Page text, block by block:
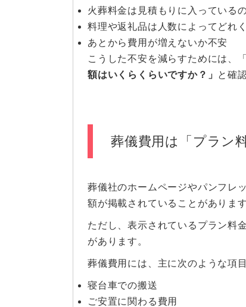
火葬料金は見積もりに入っている
料理や返礼品は人数によってどれ
あとから費用が増えないか不安
こうした不安を減らすためには、
額はいくらくらいですか？」 と確
葬儀費用は「プラン
葬儀社のホームページやパンフレ
額が掲載されていることがあります
ただし、表示されているプラン料
があります。
葬儀費用には、主に次のような項
寝台車での搬送
ご安置に関わる費用